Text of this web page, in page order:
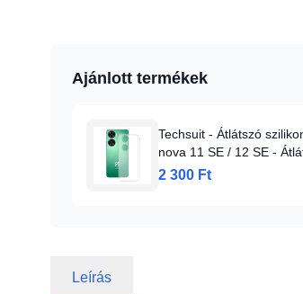
Ajánlott termékek
Techsuit - Átlátszó
nova 11 SE / 12 SE -
2 300 Ft
Leírás